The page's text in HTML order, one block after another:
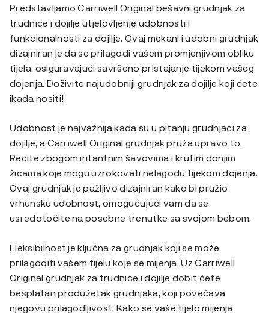
Predstavljamo Carriwell Original bešavni grudnjak za
trudnice i dojilje utjelovljenje udobnosti i
funkcionalnosti za dojilje. Ovaj mekani i udobni grudnjak
dizajniran je da se prilagodi vašem promjenjivom obliku
tijela, osiguravajući savršeno pristajanje tijekom vašeg
dojenja. Doživite najudobniji grudnjak za dojilje koji ćete
ikada nositi!
Udobnost je najvažnija kada su u pitanju grudnjaci za
dojilje, a Carriwell Original grudnjak pruža upravo to.
Recite zbogom iritantnim šavovima i krutim donjim
žicama koje mogu uzrokovati nelagodu tijekom dojenja.
Ovaj grudnjak je pažljivo dizajniran kako bi pružio
vrhunsku udobnost, omogućujući vam da se
usredotočite na posebne trenutke sa svojom bebom.
Fleksibilnost je ključna za grudnjak koji se može
prilagoditi vašem tijelu koje se mijenja. Uz Carriwell
Original grudnjak za trudnice i dojilje dobit ćete
besplatan produžetak grudnjaka, koji povećava
njegovu prilagodljivost. Kako se vaše tijelo mijenja